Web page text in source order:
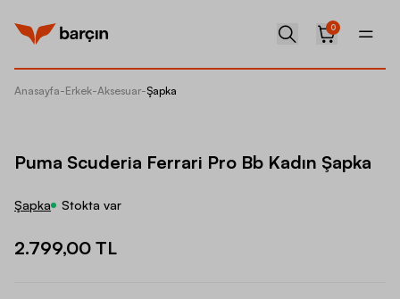
0
Anasayfa-Erkek-Aksesuar-Şapka
Puma Scuderia Ferrari Pro Bb Kadın Şapka
Şapka Stokta var
2.799,00 TL